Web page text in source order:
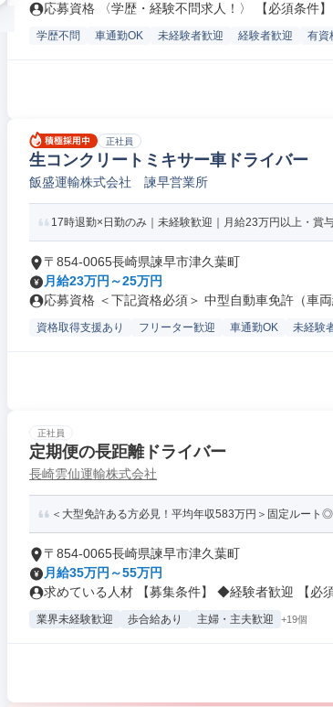
応募資格 〈学歴・経験不問求人！〉 【必須条件】
学歴不問 車通勤OK 未経験者歓迎 経験者歓迎 有資
正社員
生コンクリートミキサー車ドライバー
飯盛運輸株式会社 諫早営業所
17時退勤×日勤のみ｜未経験歓迎｜月給23万円以上・賞
〒854-0065長崎県諫早市津久葉町
月給23万円～25万円
応募資格 ＜下記資格必須＞ 中型自動車免許（車両
資格取得支援あり フリーター歓迎 車通勤OK 未経験
正社員
定期便の長距離ドライバー
長崎雲仙運輸株式会社
＜大型免許ある方必見！平均年収583万円＞固定ルート◎
〒854-0065長崎県諫早市津久葉町
月給35万円～55万円
求めている人材 【募集条件】 ◆経験者歓迎 【必
業界未経験歓迎 歩合給あり 主婦・主夫歓迎 +19個